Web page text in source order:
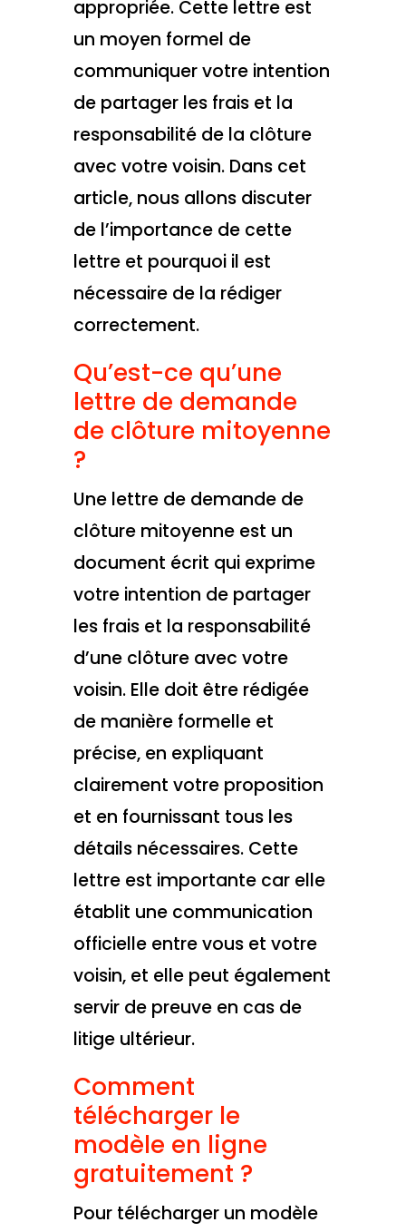
appropriée. Cette lettre est
un moyen formel de
communiquer votre intention
de partager les frais et la
responsabilité de la clôture
avec votre voisin. Dans cet
article, nous allons discuter
de l’importance de cette
lettre et pourquoi il est
nécessaire de la rédiger
correctement.
Qu’est-ce qu’une
lettre de demande
de clôture mitoyenne
?
Une lettre de demande de
clôture mitoyenne est un
document écrit qui exprime
votre intention de partager
les frais et la responsabilité
d’une clôture avec votre
voisin. Elle doit être rédigée
de manière formelle et
précise, en expliquant
clairement votre proposition
et en fournissant tous les
détails nécessaires. Cette
lettre est importante car elle
établit une communication
officielle entre vous et votre
voisin, et elle peut également
servir de preuve en cas de
litige ultérieur.
Comment
télécharger le
modèle en ligne
gratuitement ?
Pour télécharger un modèle